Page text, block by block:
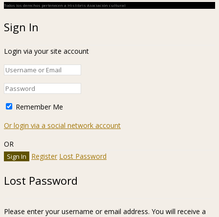
Todos los derechos pertenecen a Hislibris Asociación cultural
Sign In
Login via your site account
Remember Me
Or login via a social network account
OR
Register Lost Password
Lost Password
Please enter your username or email address. You will receive a